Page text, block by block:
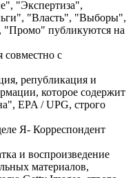
"Экспертиза",
"Власть", "Выборы",
"Промо" публикуются на
совместно с
републикация и
которое содержит
EPA / UPG, строго
Я- Корреспондент
и воспроизведение
материалов,